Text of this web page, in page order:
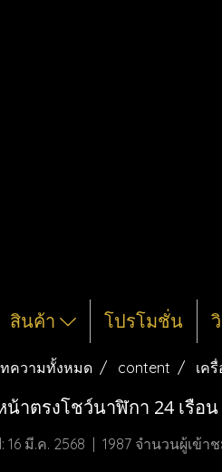
สินค้า โปรโมชั่น
ความทั้งหมด content เค
าตรงโชว์นาฬิกา 24 เรือน
มี.ค. 2568 1987 จำนวนผู้เข้า